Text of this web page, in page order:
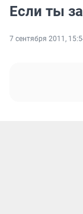
Если ты
7 сентября 2011,